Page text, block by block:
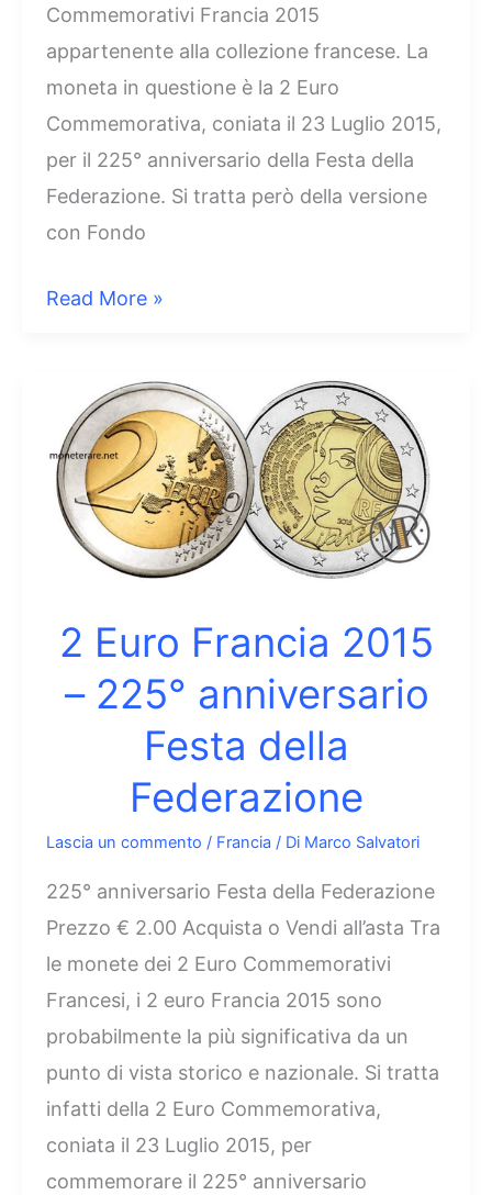
Commemorativi Francia 2015
appartenente alla collezione francese. La
moneta in questione è la 2 Euro
Commemorativa, coniata il 23 Luglio 2015,
per il 225° anniversario della Festa della
Federazione. Si tratta però della versione
con Fondo
2
2015
Fondo
Specchio
Read More »
2 Euro Francia 2015
– 225° anniversario
Festa della
Federazione
Lascia un commento / Francia / Di Marco Salvatori
225° anniversario Festa della Federazione
Prezzo € 2.00 Acquista o Vendi all’asta Tra
le monete dei 2 Euro Commemorativi
Francesi, i 2 euro Francia 2015 sono
probabilmente la più significativa da un
punto di vista storico e nazionale. Si tratta
infatti della 2 Euro Commemorativa,
coniata il 23 Luglio 2015, per
commemorare il 225° anniversario